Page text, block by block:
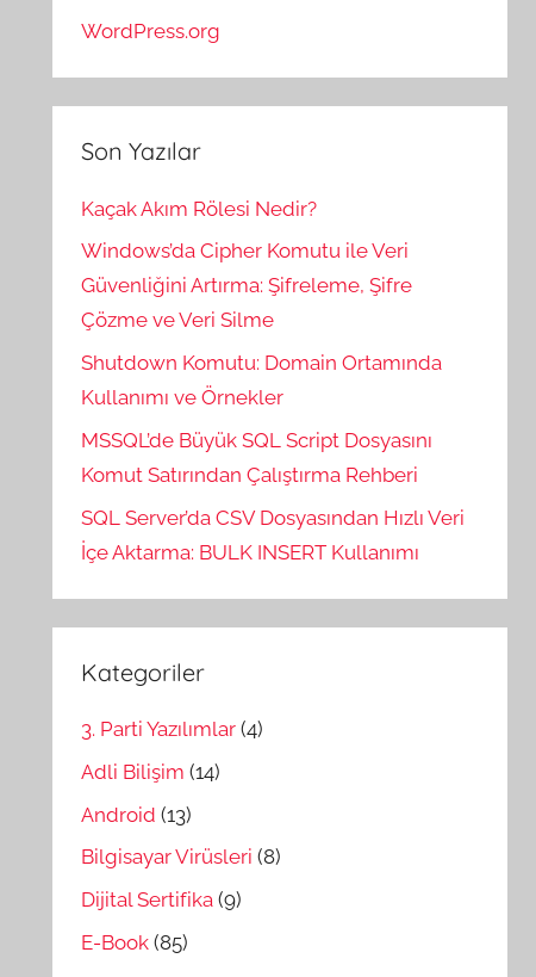
WordPress.org
Son Yazılar
Kaçak Akım Rölesi Nedir?
Windows’da Cipher Komutu ile Veri
Güvenliğini Artırma: Şifreleme, Şifre
Çözme ve Veri Silme
Shutdown Komutu: Domain Ortamında
Kullanımı ve Örnekler
MSSQL’de Büyük SQL Script Dosyasını
Komut Satırından Çalıştırma Rehberi
SQL Server’da CSV Dosyasından Hızlı Veri
İçe Aktarma: BULK INSERT Kullanımı
Kategoriler
3. Parti Yazılımlar (4)
Adli Bilişim (14)
Android (13)
Bilgisayar Virüsleri (8)
Dijital Sertifika (9)
E-Book (85)